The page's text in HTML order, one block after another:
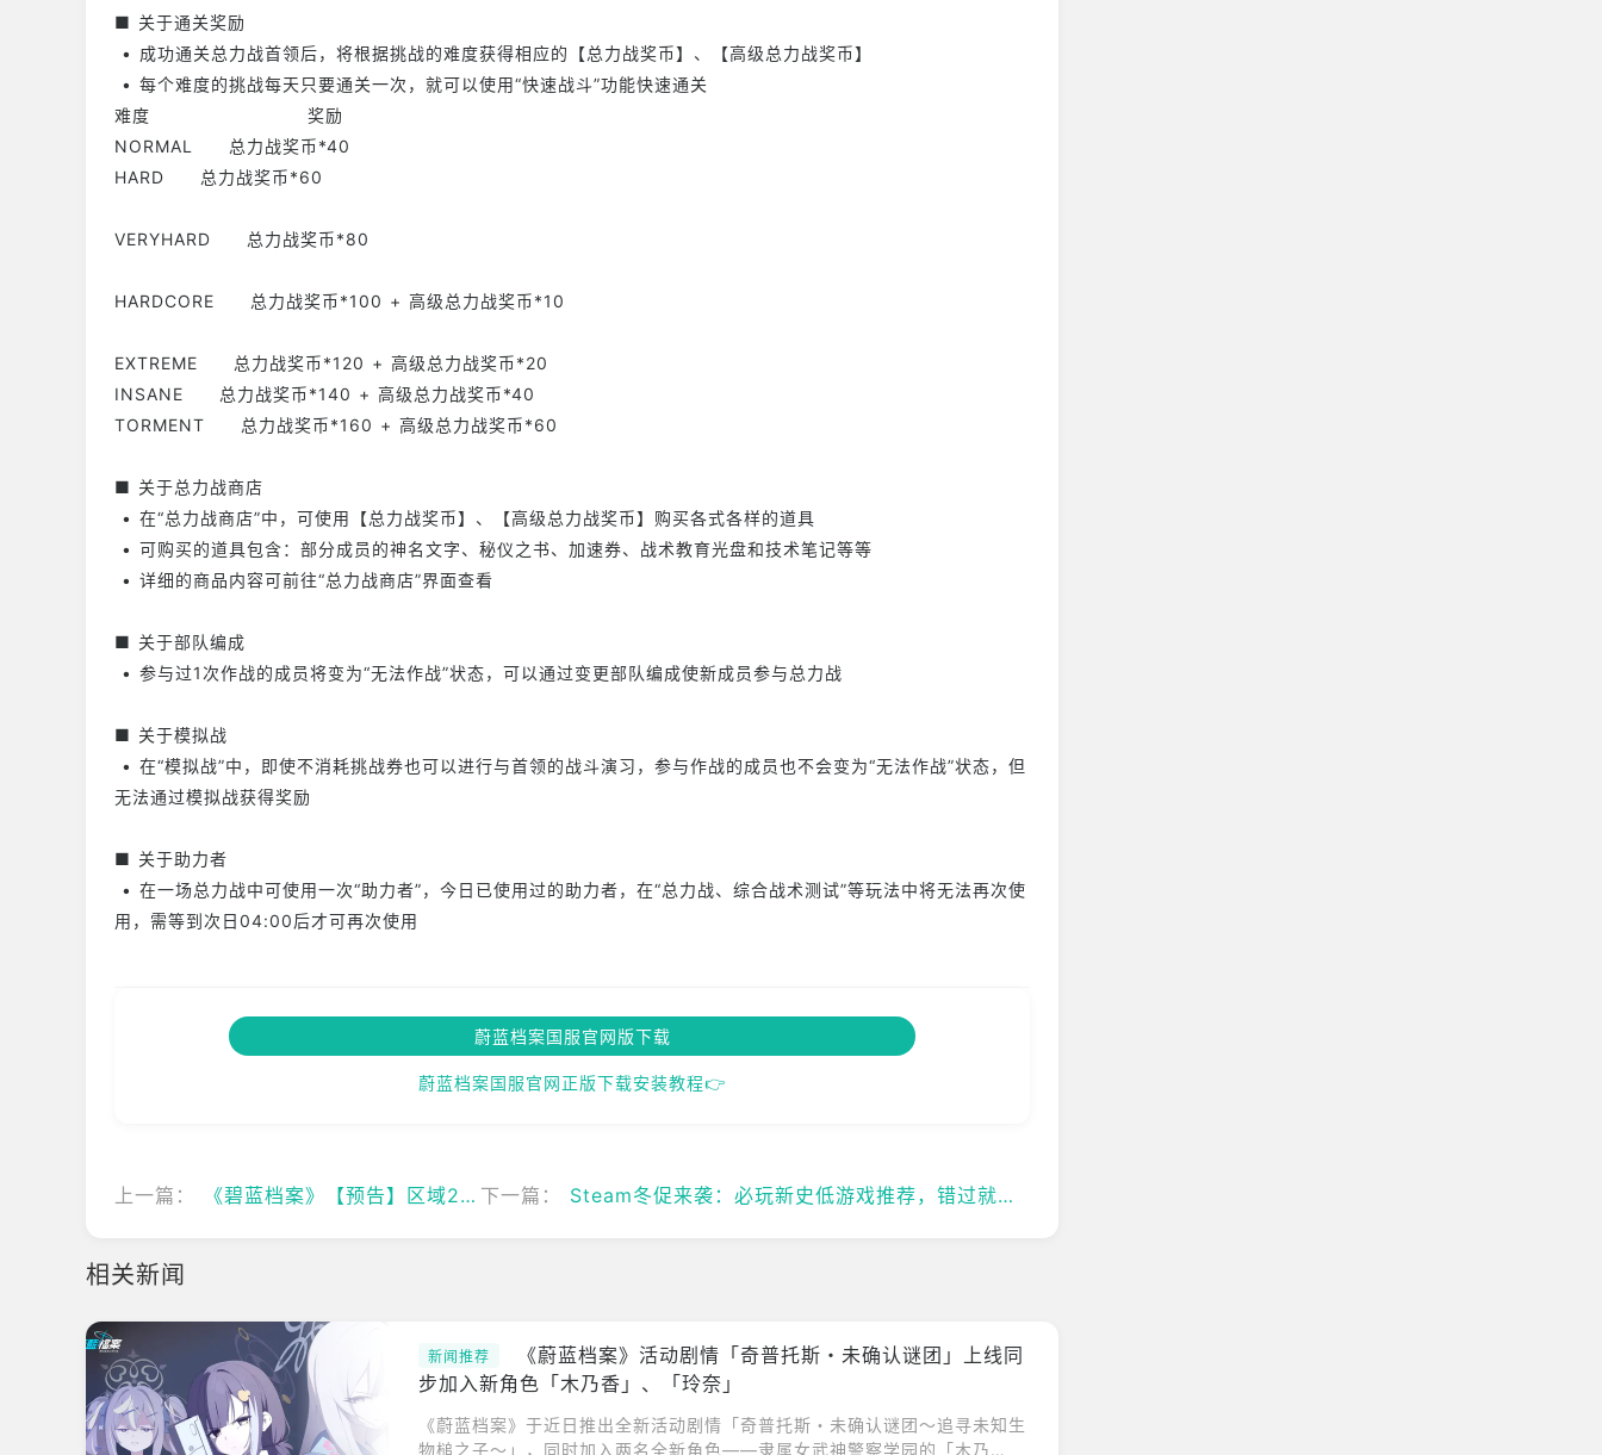
■ 关于通关奖励
• 成功通关总力战首领后，将根据挑战的难度获得相应的【总力战奖币】、【高级总力战奖币】
• 每个难度的挑战每天只要通关一次，就可以使用“快速战斗”功能快速通关
难度 奖励
NORMAL 总力战奖币*40
HARD 总力战奖币*60
VERYHARD 总力战奖币*80
HARDCORE 总力战奖币*100 + 高级总力战奖币*10
EXTREME 总力战奖币*120 + 高级总力战奖币*20
INSANE 总力战奖币*140 + 高级总力战奖币*40
TORMENT 总力战奖币*160 + 高级总力战奖币*60
■ 关于总力战商店
• 在“总力战商店”中，可使用【总力战奖币】、【高级总力战奖币】购买各式各样的道具
• 可购买的道具包含：部分成员的神名文字、秘仪之书、加速券、战术教育光盘和技术笔记等等
• 详细的商品内容可前往“总力战商店”界面查看
■ 关于部队编成
• 参与过1次作战的成员将变为“无法作战”状态，可以通过变更部队编成使新成员参与总力战
■ 关于模拟战
• 在“模拟战”中，即使不消耗挑战券也可以进行与首领的战斗演习，参与作战的成员也不会变为“无法作战”状态，但
无法通过模拟战获得奖励
■ 关于助力者
• 在一场总力战中可使用一次“助力者”，今日已使用过的助力者，在“总力战、综合战术测试”等玩法中将无法再次使
用，需等到次日04:00后才可再次使用
蔚蓝档案国服官网版下载
蔚蓝档案国服官网正版下载安装教程👉
上一篇： 《碧蓝档案》【预告】区域22更新 下一篇： Steam冬促来袭：必玩新史低游戏推荐，错过就亏大了！
相关新闻
新闻推荐
《蔚蓝档案》活动剧情「奇普托斯・未确认谜团」上线同
步加入新角色「木乃香」、「玲奈」
《蔚蓝档案》于近日推出全新活动剧情「奇普托斯・未确认谜团～追寻未知生
物槌之子～」，同时加入两名全新角色——隶属女武神警察学园的「木乃